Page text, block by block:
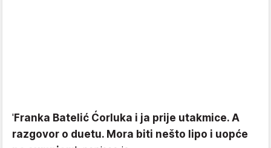
'Franka Batelić Ćorluka i ja prije utakmice. A
razgovor o duetu. Mora biti nešto lipo i uopće